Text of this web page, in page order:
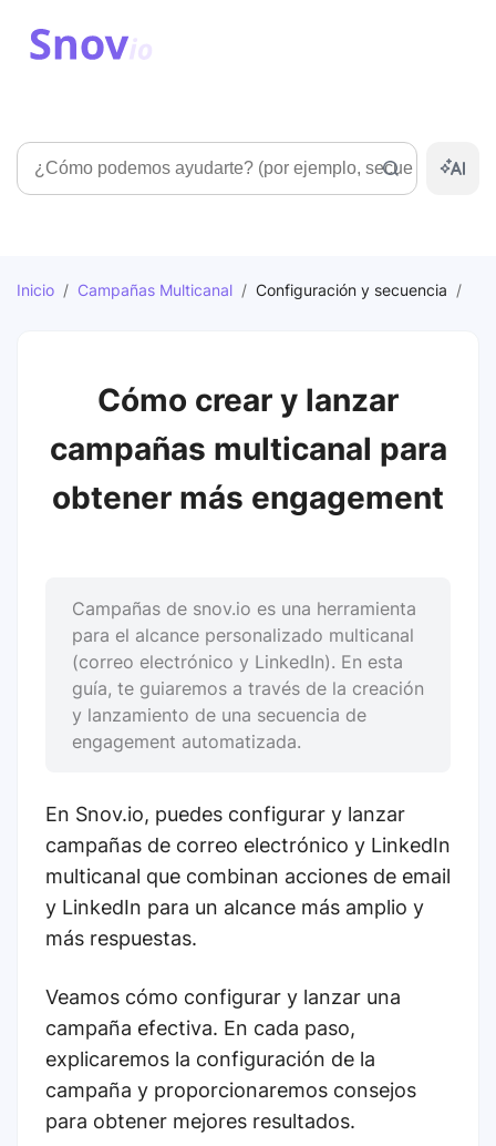
Búsqueda
Inicio / Campañas Multicanal / Configuración y secuencia /
Cómo crear y lanzar
campañas multicanal para
obtener más engagement
Campañas de snov.io es una herramienta
para el alcance personalizado multicanal
(correo electrónico y LinkedIn). En esta
guía, te guiaremos a través de la creación
y lanzamiento de una secuencia de
engagement automatizada.
En Snov.io, puedes configurar y lanzar
campañas de correo electrónico y LinkedIn
multicanal que combinan acciones de email
y LinkedIn para un alcance más amplio y
más respuestas.
Veamos cómo configurar y lanzar una
campaña efectiva. En cada paso,
explicaremos la configuración de la
campaña y proporcionaremos consejos
para obtener mejores resultados.